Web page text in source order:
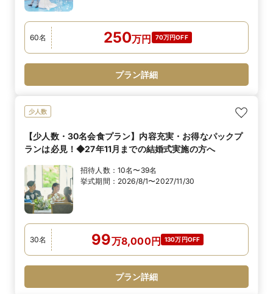
60名 250万円 70万円OFF
プラン詳細
少人数
【少人数・30名会食プラン】内容充実・お得なパックプ
ランは必見！◆27年11月までの結婚式実施の方へ
招待人数： 10名〜39名
挙式期間： 2026/8/1〜2027/11/30
30名 99万8,000円 130万円OFF
プラン詳細